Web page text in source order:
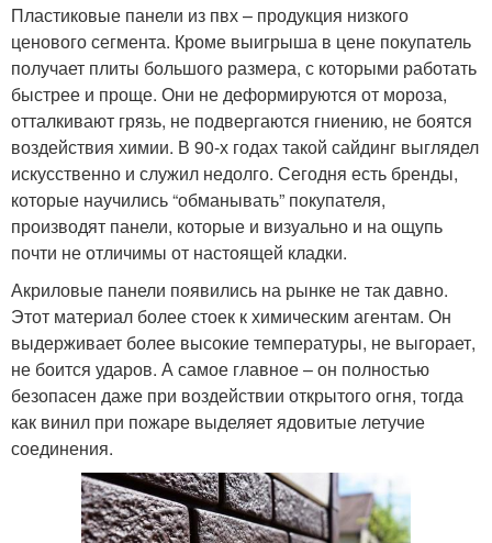
Пластиковые панели из пвх – продукция низкого
ценового сегмента. Кроме выигрыша в цене покупатель
получает плиты большого размера, с которыми работать
быстрее и проще. Они не деформируются от мороза,
отталкивают грязь, не подвергаются гниению, не боятся
воздействия химии. В 90-х годах такой сайдинг выглядел
искусственно и служил недолго. Сегодня есть бренды,
которые научились “обманывать” покупателя,
производят панели, которые и визуально и на ощупь
почти не отличимы от настоящей кладки.
Акриловые панели появились на рынке не так давно.
Этот материал более стоек к химическим агентам. Он
выдерживает более высокие температуры, не выгорает,
не боится ударов. А самое главное – он полностью
безопасен даже при воздействии открытого огня, тогда
как винил при пожаре выделяет ядовитые летучие
соединения.